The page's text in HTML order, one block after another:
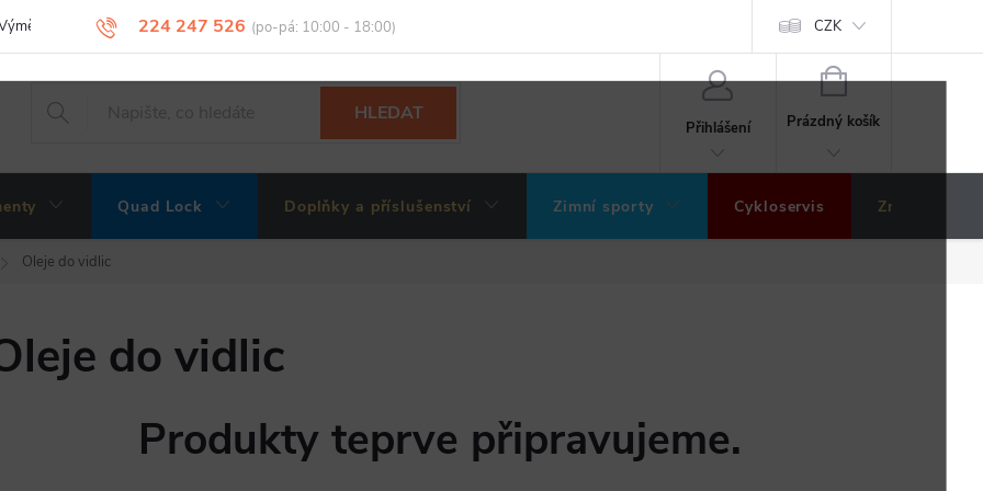
224 247 526
vrácení a reklamace zboží Obchodní podmínky Hodnocení obchodu CZK
HLEDAT
Přihlášení
NÁKUPNÍ
KOŠÍK
Prázdný košík
Quad Lock Doplňky a příslušenství Zimní sporty Cykloservis Značky
Oleje do vidlic
do vidlic
Produkty teprve připravujeme.